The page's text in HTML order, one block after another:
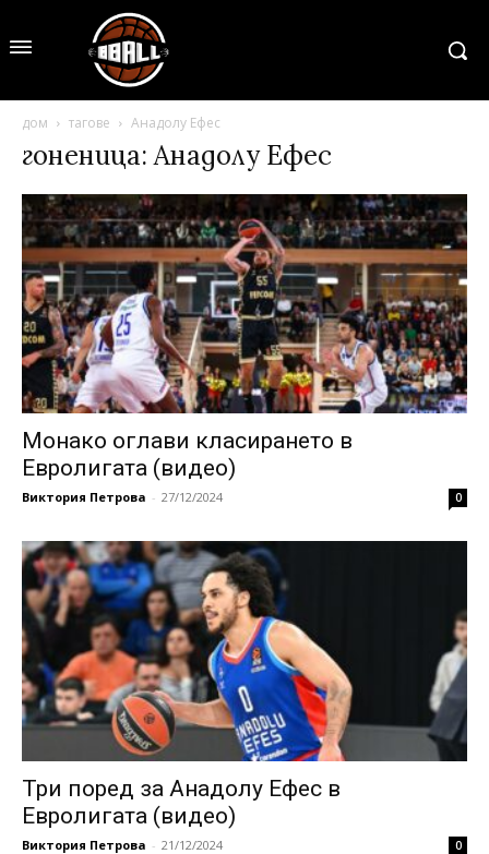
дом тагове Анадолу Ефес
гоненица: Анадолу Ефес
Монако оглави класирането в
Евролигата (видео)
Виктория Петрова - 27/12/2024 0
Три поред за Анадолу Ефес в
Евролигата (видео)
Виктория Петрова - 21/12/2024 0